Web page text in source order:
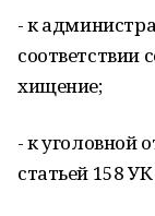
- к
соответствии
хищение;
- к уголовной
статьей 158